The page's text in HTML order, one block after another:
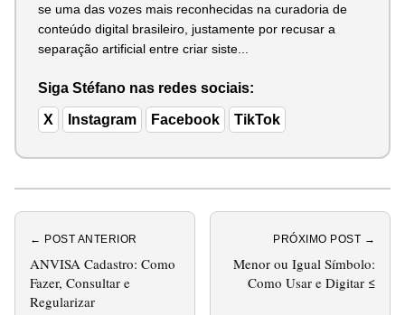
se uma das vozes mais reconhecidas na curadoria de
conteúdo digital brasileiro, justamente por recusar a
separação artificial entre criar siste...
Siga Stéfano nas redes sociais:
X Instagram Facebook TikTok
← POST ANTERIOR
ANVISA Cadastro: Como
Fazer, Consultar e
Regularizar
PRÓXIMO POST →
Menor ou Igual Símbolo:
Como Usar e Digitar ≤